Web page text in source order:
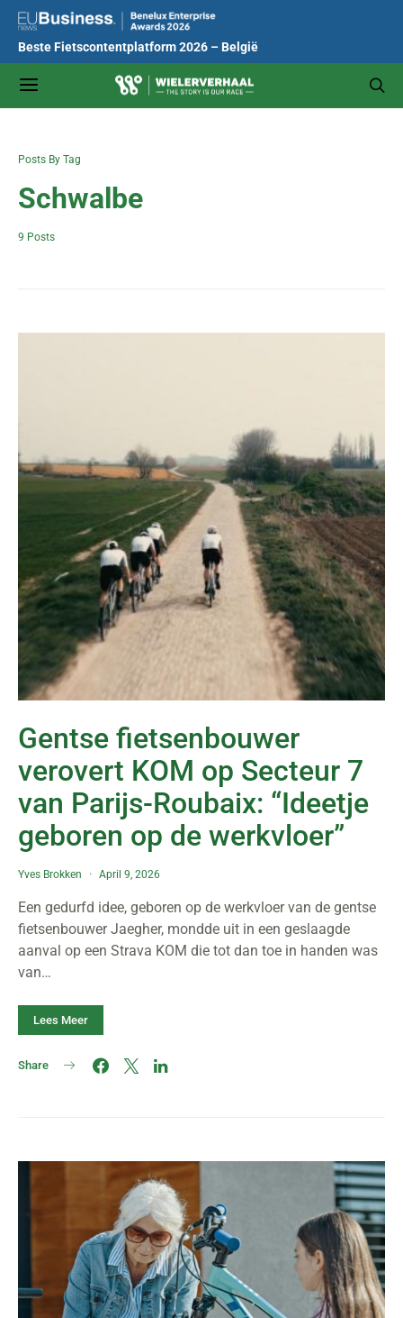
Beste Fietscontentplatform 2026 – België
Posts By Tag
Schwalbe
9 Posts
Gentse fietsenbouwer
verovert KOM op Secteur 7
van Parijs-Roubaix: “Ideetje
geboren op de werkvloer”
Yves Brokken April 9, 2026
Een gedurfd idee, geboren op de werkvloer van de gentse
fietsenbouwer Jaegher, mondde uit in een geslaagde
aanval op een Strava KOM die tot dan toe in handen was
van…
Lees Meer
Share